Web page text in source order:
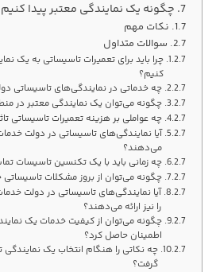
چگونه یک نمایندگی معتبر پیدا
نکات مهم
سوالات متداول
چرا باید برای تعمیرات تاسیساتی به یک
کنیم؟
چه خدماتی در نمایندگی‌های تاسیساتی
چگونه می‌توان یک نمایندگی معتبر در
چه عواملی بر هزینه تعمیرات تاسیساتی
آیا نمایندگی‌های تاسیساتی در دولت
می‌دهند؟
چه زمانی باید با یک تکنسین تاسیسات
چگونه می‌توان از بروز مشکلات تاسیساتی
آیا نمایندگی‌های تاسیساتی در دولت
را نیز ارائه می‌دهند؟
چگونه می‌توان از کیفیت خدمات یک
اطمینان حاصل کرد؟
چه نکاتی را هنگام انتخاب یک نمایندگی
گرفت؟